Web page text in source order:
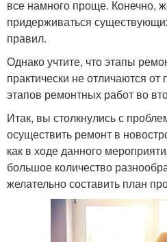
все намного проще. Конечно,
придерживаться
правил.
Однако учтите, что этапы
практически не отличаются от
этапов ремонтных работ во
Итак, вы столкнулись с
осуществить ремонт в
как в ходе данного
большое количество
желательно составить план